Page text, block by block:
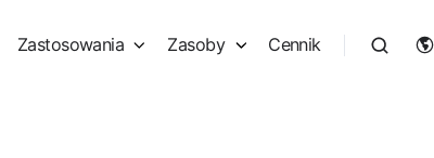
Zastosowania Zasoby Cennik